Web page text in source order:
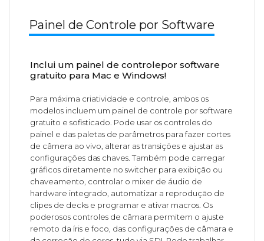
Painel de Controle por Software
Inclui um painel de controlepor software
gratuito para Mac e Windows!
Para máxima criatividade e controle, ambos os
modelos incluem um painel de controle por software
gratuito e sofisticado. Pode usar os controles do
painel e das paletas de parâmetros para fazer cortes
de câmera ao vivo, alterar as transições e ajustar as
configurações das chaves. Também pode carregar
gráficos diretamente no switcher para exibição ou
chaveamento, controlar o mixer de áudio de
hardware integrado, automatizar a reprodução de
clipes de decks e programar e ativar macros. Os
poderosos controles de câmara permitem o ajuste
remoto da íris e foco, das configurações de câmara e